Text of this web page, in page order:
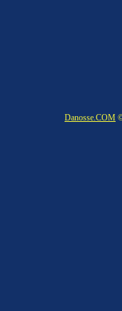
Danosse.COM